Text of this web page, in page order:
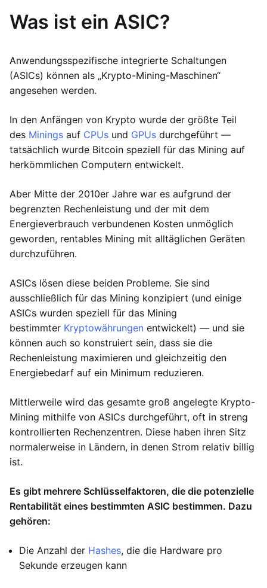
Was ist ein ASIC?
Anwendungsspezifische integrierte Schaltungen
(ASICs) können als „Krypto-Mining-Maschinen“
angesehen werden.
In den Anfängen von Krypto wurde der größte Teil
des Minings auf CPUs und GPUs durchgeführt —
tatsächlich wurde Bitcoin speziell für das Mining auf
herkömmlichen Computern entwickelt.
Aber Mitte der 2010er Jahre war es aufgrund der
begrenzten Rechenleistung und der mit dem
Energieverbrauch verbundenen Kosten unmöglich
geworden, rentables Mining mit alltäglichen Geräten
durchzuführen.
ASICs lösen diese beiden Probleme. Sie sind
ausschließlich für das Mining konzipiert (und einige
ASICs wurden speziell für das Mining
bestimmter Kryptowährungen entwickelt) — und sie
können auch so konstruiert sein, dass sie die
Rechenleistung maximieren und gleichzeitig den
Energiebedarf auf ein Minimum reduzieren.
Mittlerweile wird das gesamte groß angelegte Krypto-
Mining mithilfe von ASICs durchgeführt, oft in streng
kontrollierten Rechenzentren. Diese haben ihren Sitz
normalerweise in Ländern, in denen Strom relativ billig
ist.
Es gibt mehrere Schlüsselfaktoren, die die potenzielle
Rentabilität eines bestimmten ASIC bestimmen. Dazu
gehören:
Die Anzahl der Hashes, die die Hardware pro
Sekunde erzeugen kann